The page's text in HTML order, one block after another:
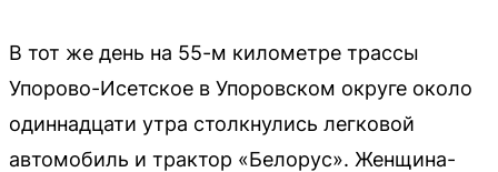
В тот же день на 55-м километре трассы
Упорово-Исетское в Упоровском округе около
одиннадцати утра столкнулись легковой
автомобиль и трактор «Белорус». Женщина-